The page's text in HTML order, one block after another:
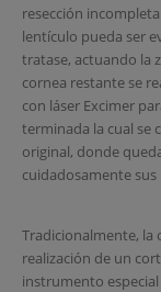
resección
lentículo pueda ser
tratase, actuando la
cornea restante se
con láser Excimer
terminada la cual se
original, donde
cuidadosamente
Tradicionalmente, la
realización de un
instrumento